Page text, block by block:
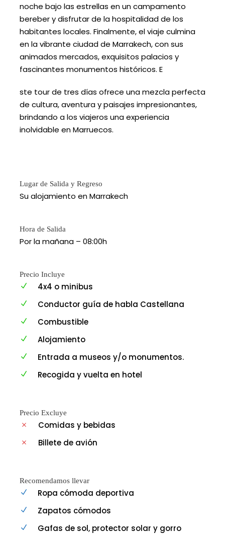
noche bajo las estrellas en un campamento
bereber y disfrutar de la hospitalidad de los
habitantes locales. Finalmente, el viaje culmina
en la vibrante ciudad de Marrakech, con sus
animados mercados, exquisitos palacios y
fascinantes monumentos históricos. E
ste tour de tres días ofrece una mezcla perfecta
de cultura, aventura y paisajes impresionantes,
brindando a los viajeros una experiencia
inolvidable en Marruecos.
Lugar de Salida y Regreso
Su alojamiento en Marrakech
Hora de Salida
Por la mañana – 08:00h
Precio Incluye
4x4 o minibus
Conductor guía de habla Castellana
Combustible
Alojamiento
Entrada a museos y/o monumentos.
Recogida y vuelta en hotel
Precio Excluye
Comidas y bebidas
Billete de avión
Recomendamos llevar
Ropa cómoda deportiva
Zapatos cómodos
Gafas de sol, protector solar y gorro